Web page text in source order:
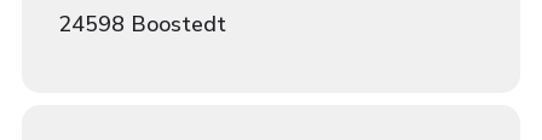
24598 Boostedt